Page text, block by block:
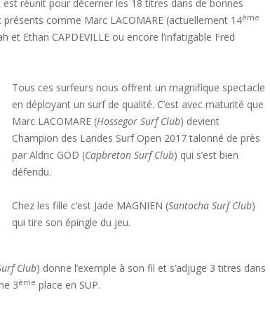
réunit pour décerner les 18 titres dans de bonnes
comme Marc LACOMARE (actuellement 14ème
et Ethan CAPDEVILLE ou encore l’infatigable Fred
Tous ces surfeurs nous offrent un magnifique spectacle
en déployant un surf de qualité. C’est avec maturité que
Marc LACOMARE (Hossegor Surf Club) devient
Champion des Landes Surf Open 2017 talonné de près
par Aldric GOD (Capbreton Surf Club) qui s’est bien
défendu.
Chez les fille c’est Jade MAGNIEN (Santocha Surf Club)
qui tire son épingle du jeu.
Club) donne l’exemple à son fil et s’adjuge 3 titres dans
3ème place en SUP.